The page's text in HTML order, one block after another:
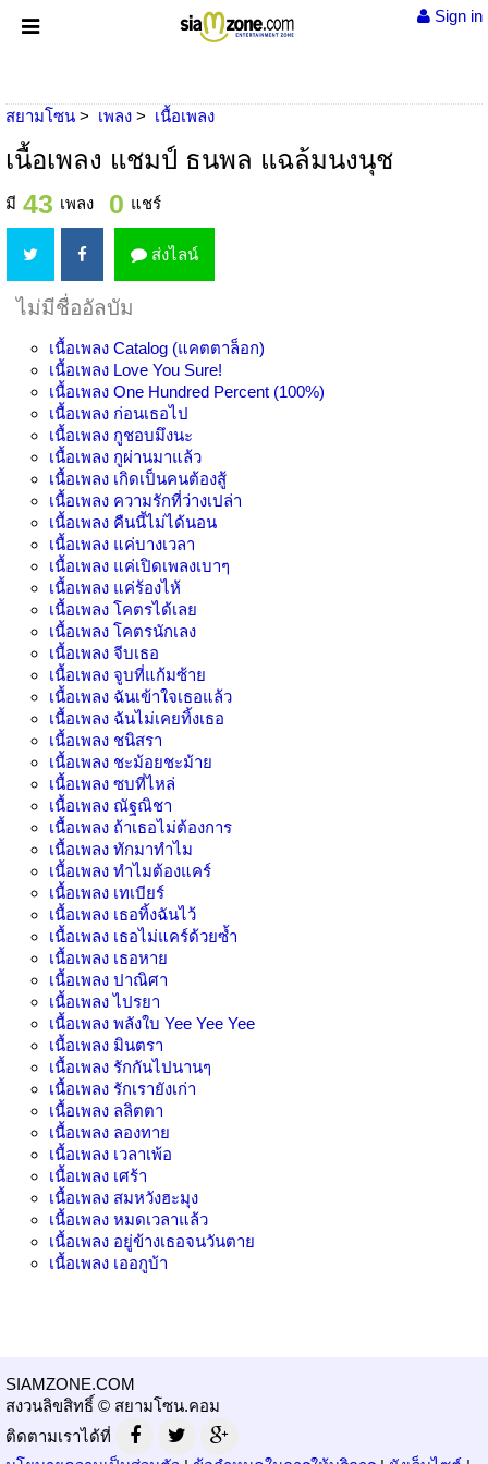
Sign in
สยามโซน เพลง เนื้อเพลง
เนื้อเพลง แชมป์ ธนพล แฉล้มนงนุช
มี 43 เพลง 0 แชร์
ส่งไลน์
ไม่มีชื่ออัลบัม
เนื้อเพลง Catalog (แคตตาล็อก)
เนื้อเพลง Love You Sure!
เนื้อเพลง One Hundred Percent (100%)
เนื้อเพลง ก่อนเธอไป
เนื้อเพลง กูชอบมึงนะ
เนื้อเพลง กูผ่านมาแล้ว
เนื้อเพลง เกิดเป็นคนต้องสู้
เนื้อเพลง ความรักที่ว่างเปล่า
เนื้อเพลง คืนนี้ไม่ได้นอน
เนื้อเพลง แค่บางเวลา
เนื้อเพลง แค่เปิดเพลงเบาๆ
เนื้อเพลง แค่ร้องไห้
เนื้อเพลง โคตรได้เลย
เนื้อเพลง โคตรนักเลง
เนื้อเพลง จีบเธอ
เนื้อเพลง จูบที่แก้มซ้าย
เนื้อเพลง ฉันเข้าใจเธอแล้ว
เนื้อเพลง ฉันไม่เคยทิ้งเธอ
เนื้อเพลง ชนิสรา
เนื้อเพลง ชะม้อยชะม้าย
เนื้อเพลง ซบที่ไหล่
เนื้อเพลง ณัฐณิชา
เนื้อเพลง ถ้าเธอไม่ต้องการ
เนื้อเพลง ทักมาทำไม
เนื้อเพลง ทำไมต้องแคร์
เนื้อเพลง เทเบียร์
เนื้อเพลง เธอทิ้งฉันไว้
เนื้อเพลง เธอไม่แคร์ด้วยซ้ำ
เนื้อเพลง เธอหาย
เนื้อเพลง ปาณิศา
เนื้อเพลงไปรยา
เนื้อเพลง พลังใบ Yee Yee Yee
เนื้อเพลง มินตรา
เนื้อเพลง รักกันไปนานๆ
เนื้อเพลง รักเรายังเก่า
เนื้อเพลง ลลิตตา
เนื้อเพลง ลองทาย
เนื้อเพลง เวลาเพ้อ
เนื้อเพลง เศร้า
เนื้อเพลง สมหวังฮะมุง
เนื้อเพลง หมดเวลาแล้ว
เนื้อเพลง อยู่ข้างเธอจนวันตาย
เนื้อเพลง เออกูบ้า
SIAMZONE.COM
สงวนลิขสิทธิ์ © สยามโซน.คอม
ติดตามเราได้ที่